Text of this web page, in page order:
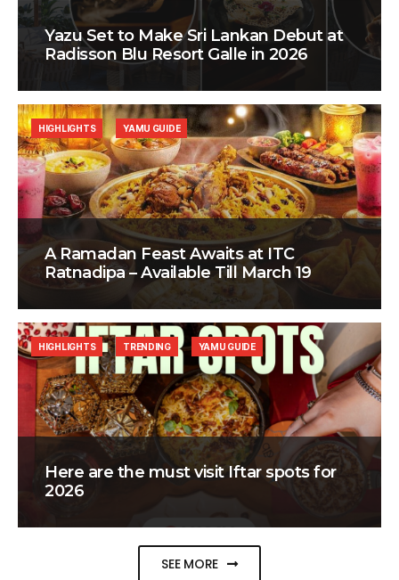
Yazu Set to Make Sri Lankan Debut at
Radisson Blu Resort Galle in 2026
A Ramadan Feast Awaits at ITC
Ratnadipa – Available Till March 19
HIGHLIGHTS YAMU GUIDE
Here are the must visit Iftar spots for
2026
HIGHLIGHTS TRENDING YAMU GUIDE
SEE MORE